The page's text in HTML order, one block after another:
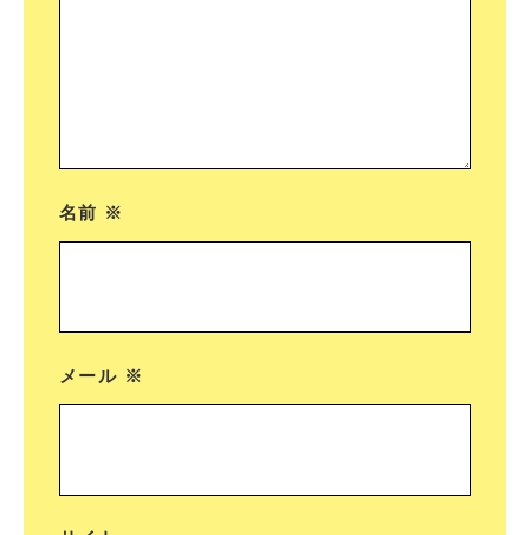
名前 ※
メール ※